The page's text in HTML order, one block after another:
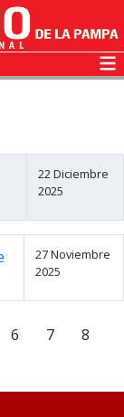
22 Diciembre
2025
27 Noviembre
2025
6 7
8